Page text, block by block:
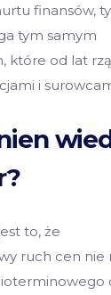
finansów,
tym samym
które od lat
i
to, że
ruch cen nie